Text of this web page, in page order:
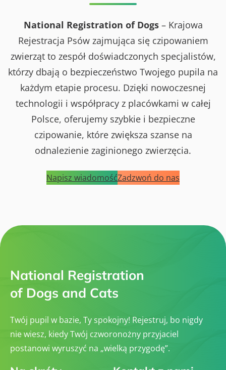
National Registration of Dogs– Krajowa
Rejestracja Psów zajmująca się czipowaniem
zwierząt to zespół doświadczonych specjalistów,
którzy dbają o bezpieczeństwo Twojego pupila na
każdym etapie procesu. Dzięki nowoczesnej
technologii i współpracy z placówkami w całej
Polsce, oferujemy szybkie i bezpieczne
czipowanie, które zwiększa szanse na
odnalezienie zaginionego zwierzęcia.
Napisz wiadomośćZadzwoń do nas
National Registration
of Dogs and Cats
Twój pupil w bazie, Ty spokojny! Rejestruj, bo nigdy
nie wiesz, kiedy Twój czworonożny przyjaciel
postanowi wyruszyć na „wielką przygodę”.